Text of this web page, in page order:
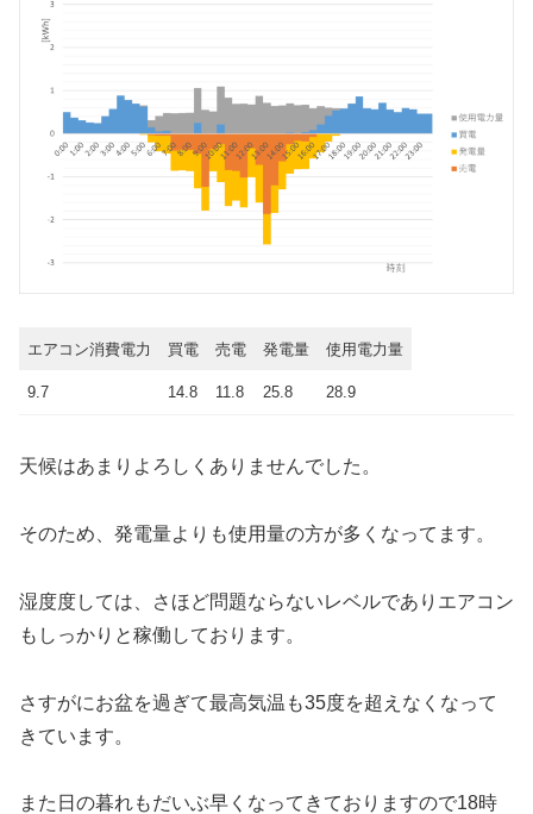
エアコン消費電力 買電 売電 発電量 使用電力量
9.7 14.8 11.8 25.8 28.9
天候はあまりよろしくありませんでした。
そのため、発電量よりも使用量の方が多くなってます。
湿度度しては、さほど問題ならないレベルでありエアコン
もしっかりと稼働しております。
さすがにお盆を過ぎて最高気温も35度を超えなくなって
きています。
また日の暮れもだいぶ早くなってきておりますので18時